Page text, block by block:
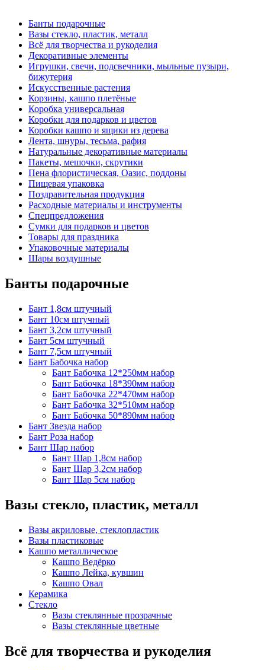
Банты подарочные
Вазы стекло, пластик, металл
Всё для творчества и рукоделия
Декоративные элементы
Игрушки, свечи, подсвечники, мыльные пузыри,
бижутерия
Искусственные растения
Корзины, кашпо плетёные
Коробка универсальная
Коробки для подарков и цветов
Коробки кашпо и ящики из дерева
Лента, шнуры, тесьма, рафия
Натуральные декоративные материалы
Пакеты, мешочки, скрутики
Пена флористическая, Оазис, поддоны
Пищевая упаковка
Поздравительная продукция
Расходные материалы и инструменты
Спецпредложения
Сумки для подарков и цветов
Товары для праздника
Упаковочные материалы
Шары воздушные
Банты подарочные
Бант 1,8см штучный
Бант 10см штучный
Бант 3,2см штучный
Бант 5см штучный
Бант 7,5см штучный
Бант Бабочка набор
Бант Бабочка 12*250мм набор
Бант Бабочка 18*390мм набор
Бант Бабочка 22*470мм набор
Бант Бабочка 32*510мм набор
Бант Бабочка 50*890мм набор
Бант Звезда набор
Бант Роза набор
Бант Шар набор
Бант Шар 1,8см набор
Бант Шар 3,2см набор
Бант Шар 5см набор
Вазы стекло, пластик, металл
Вазы акриловые, стеклопластик
Вазы пластиковые
Кашпо металлическое
Кашпо Ведёрко
Кашпо Лейка, кувшин
Кашпо Овал
Керамика
Стекло
Вазы стеклянные прозрачные
Вазы стеклянные цветные
Всё для творчества и рукоделия